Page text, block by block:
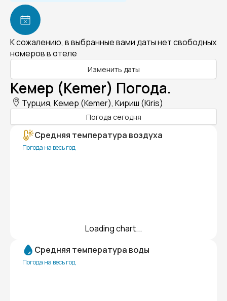
К сожалению, в выбранные вами даты нет свободных
номеров в отеле
Изменить даты
Кемер (Kemer) Погода.
Турция, Кемер (Kemer), Кириш (Kiris)
Погода сегодня
Средняя температура воздуха
Погода на весь год
Loading chart...
Средняя температура воды
Погода на весь год